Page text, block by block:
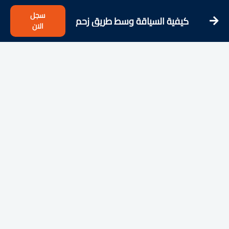
كيفية السياقة وسط طريق زحم
بسهولة
سجل
الان